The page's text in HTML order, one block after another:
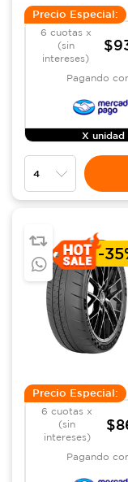
Precio Especial:
6 cuotas x
(sin
intereses)
Pagando
X unidad
-
Precio Especial:
6 cuotas x
(sin
intereses)
Pagando